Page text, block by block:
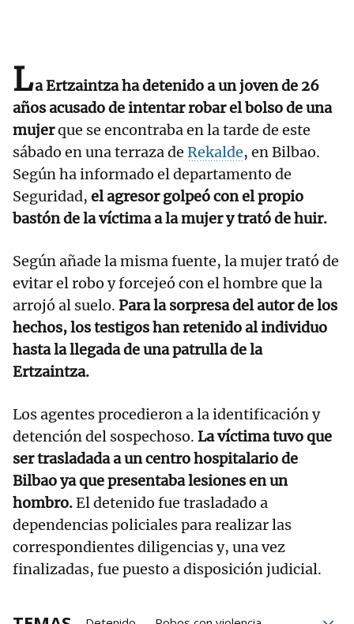
La Ertzaintza ha detenido a un joven de 26
años acusado de intentar robar el bolso de una
mujerque se encontraba en la tarde de este
sábado en una terraza de Rekalde, en Bilbao.
Según ha informado el departamento de
Seguridad, el agresor golpeó con el propio
bastón de la víctima a la mujer y trató de huir.
Según añade la misma fuente, la mujer trató de
evitar el robo y forcejeó con el hombre que la
arrojó al suelo. Para la sorpresa del autor de los
hechos, los testigos han retenido al individuo
hasta la llegada de una patrulla de la
Ertzaintza.
Los agentes procedieron a la identificación y
detención del sospechoso. La víctima tuvo que
ser trasladada a un centro hospitalario de
Bilbao ya que presentaba lesiones en un
hombro.El detenido fue trasladado a
dependencias policiales para realizar las
correspondientes diligencias y, una vez
finalizadas, fue puesto a disposición judicial.